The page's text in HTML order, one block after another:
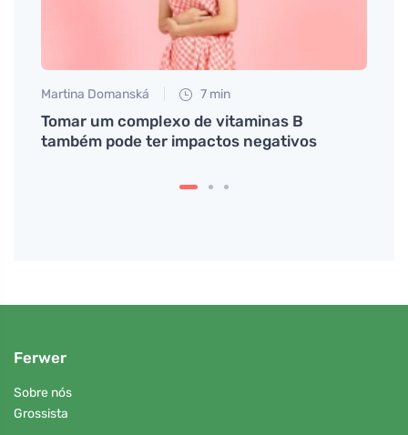
Martina Domanská 7 min
Tomar um complexo de vitaminas B
também pode ter impactos negativos
Ferwer
Sobre nós
Grossista